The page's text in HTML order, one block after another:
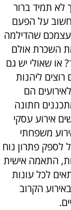
לא תמיד ברור
על הפעם
שהדילמה
השכרת אולם
או שאולי יש גם
ליהנות
הם
חתונה
אירוע עסקי
משפחתי
לספק פתרון נוח
התאמה אישית
לכל עונות
הקרוב